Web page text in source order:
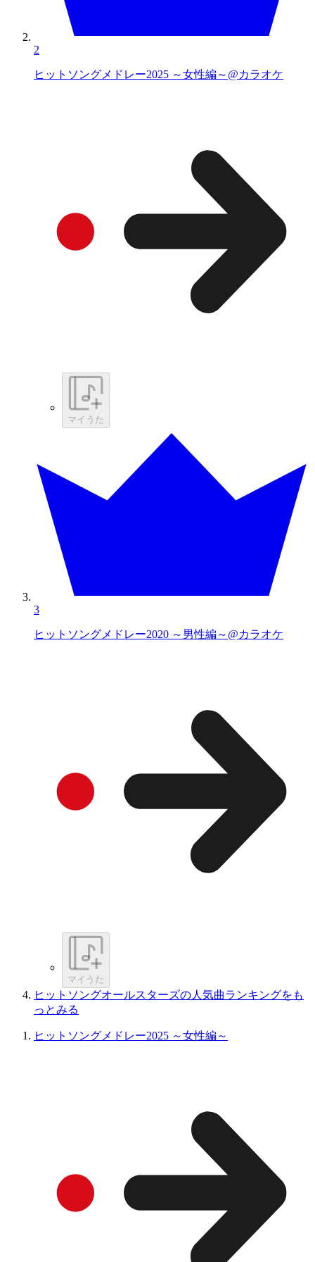
2
ヒットソングメドレー2025 ～女性編～@カラオケ
マイうた
3
ヒットソングメドレー2020 ～男性編～@カラオケ
マイうた
ヒットソングオールスターズの人気曲ランキングをも
っとみる
ヒットソングメドレー2025 ～女性編～